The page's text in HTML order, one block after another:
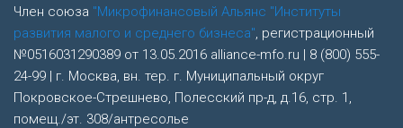
Член союза "Микрофинансовый Альянс "Институты
развития малого и среднего бизнеса", регистрационный
№0516031290389 от 13.05.2016 alliance-mfo.ru | 8 (800) 555-
24-99 | г. Москва, вн. тер. г. Муниципальный округ
Покровское-Стрешнево, Полесский пр-д, д.16, стр. 1,
помещ./эт. 308/антресолье